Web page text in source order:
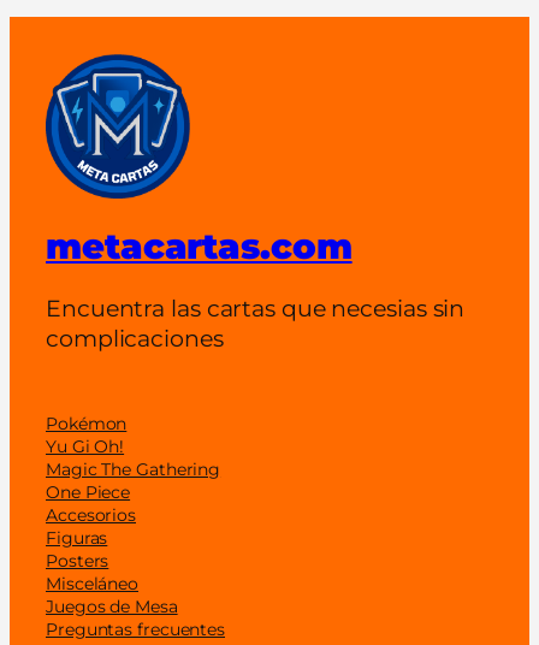
metacartas.com
Encuentra las cartas que necesias sin
complicaciones
Pokémon
Yu Gi Oh!
Magic The Gathering
One Piece
Accesorios
Figuras
Posters
Misceláneo
Juegos de Mesa
Preguntas frecuentes